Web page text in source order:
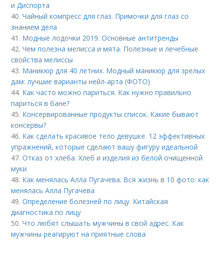
и Диспорта
40.Чайный компресс для глаз. Примочки для глаз со
знанием дела
41. Модные лодочки 2019. Основные антитренды
42.Чем полезна мелисса и мята. Полезные и лечебные
свойства мелиссы
43. Маникюр для 40 летних. Модный маникюр для зрелых
дам: лучшие варианты нейл-арта (ФОТО)
44. Как часто можно париться. Как нужно правильно
париться в бане?
45. Консервированные продукты список. Какие бывают
консервы?
46. Как сделать красивое тело девушке. 12 эффективных
упражнений, которые сделают вашу фигуру идеальной
47.Отказ от хлеба. Хлеб и изделия из белой очищенной
муки
48. Как менялась Алла Пугачева. Вся жизнь в 10 фото: как
менялась Алла Пугачева
49.Определение болезней по лицу. Китайская
диагностика по лицу
50.Что любят слышать мужчины в свой адрес. Как
мужчины реагируют на приятные слова